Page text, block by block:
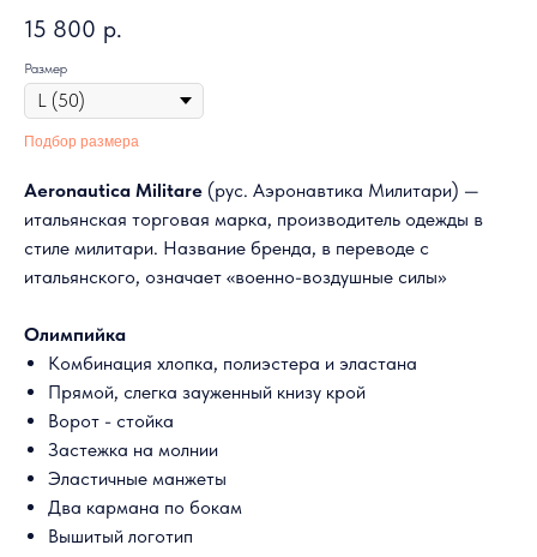
15 800 р.
Размер
Подбор размера
Aeronautica Militare (рус. Аэронавтика Милитари) —
итальянская торговая марка, производитель одежды в
стиле милитари. Название бренда, в переводе с
итальянского, означает «военно-воздушные силы»
Олимпийка
Комбинация хлопка, полиэстера и эластана
Прямой, слегка зауженный книзу крой
Ворот - стойка
Застежка на молнии
Эластичные манжеты
Два кармана по бокам
Вышитый логотип